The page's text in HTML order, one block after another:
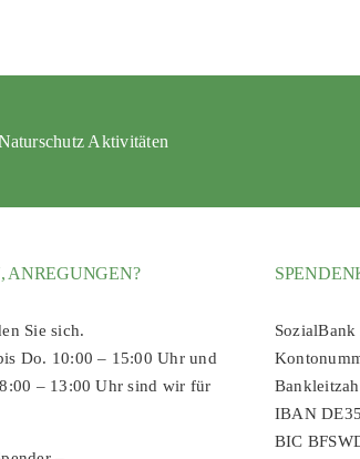
Aktivitäten
ANREGUNGEN?
Sie sich.
Do. 10:00 – 15:00 Uhr und
– 13:00 Uhr sind wir für
SozialBank
IBAN
BIC